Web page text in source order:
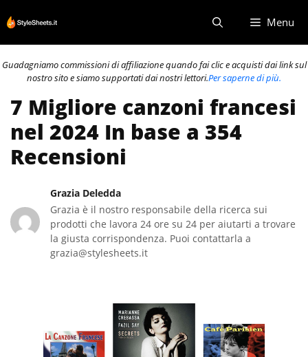
al
contenuto
Menu
Guadagniamo commissioni di affiliazione quando fai clic e acquisti dai link sul
nostro sito e siamo supportati dai nostri lettori.Per saperne di più.
7 Migliore canzoni francesi
nel 2024 In base a 354
Recensioni
Grazia Deledda
Grazia è il nostro responsabile della ricerca sui
prodotti che lavora 24 ore su 24 per aiutarti a trovare
la giusta corrispondenza. Puoi contattarla a
grazia@stylesheets.it